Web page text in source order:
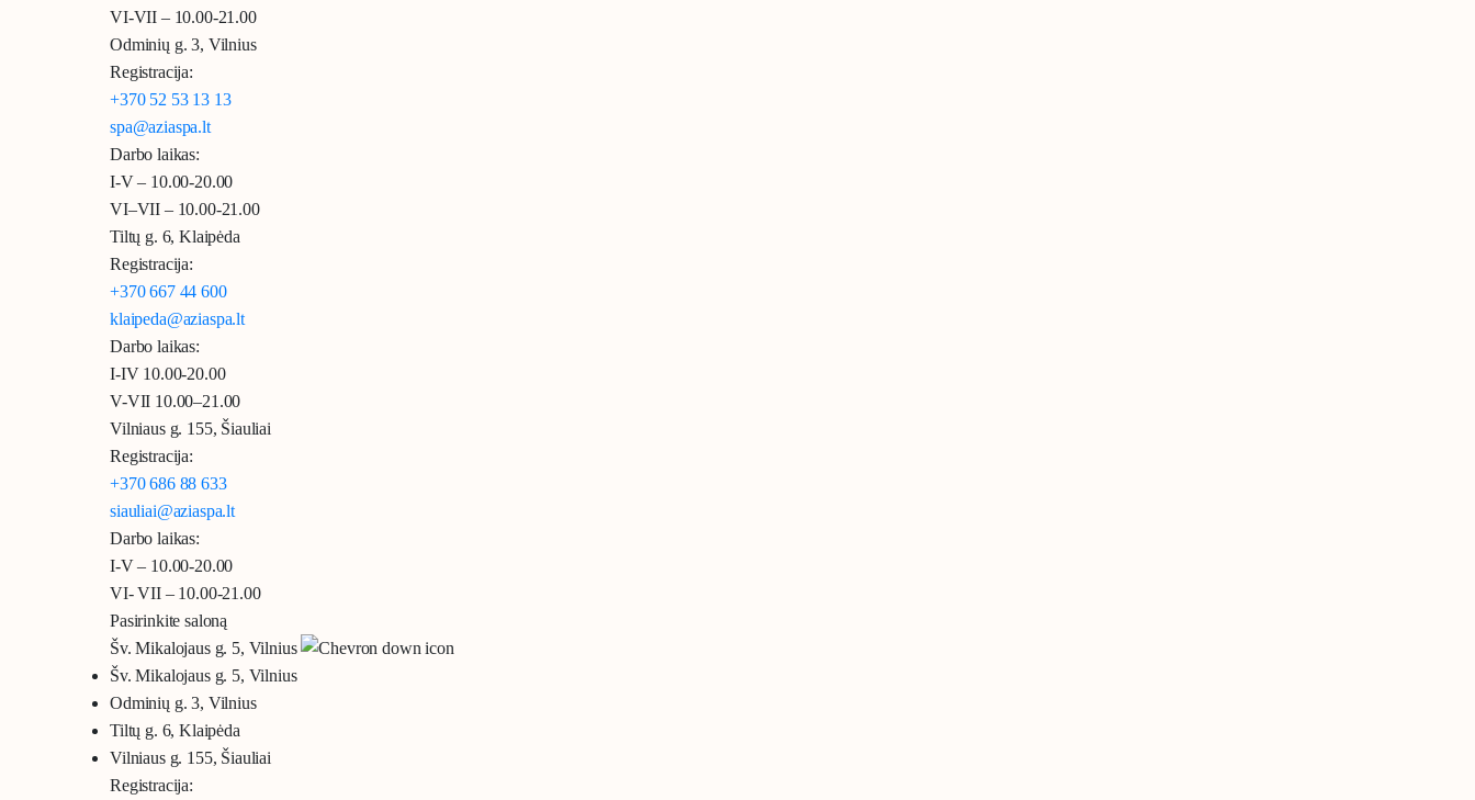
VI-VII – 10.00-21.00
Odminių g. 3, Vilnius
Registracija:
+370 52 53 13 13
spa@aziaspa.lt
Darbo laikas:
I-V – 10.00-20.00
VI–VII – 10.00-21.00
Tiltų g. 6, Klaipėda
Registracija:
+370 667 44 600
klaipeda@aziaspa.lt
Darbo laikas:
I-IV 10.00-20.00
V-VII 10.00–21.00
Vilniaus g. 155, Šiauliai
Registracija:
+370 686 88 633
siauliai@aziaspa.lt
Darbo laikas:
I-V – 10.00-20.00
VI- VII – 10.00-21.00
Pasirinkite saloną
Šv. Mikalojaus g. 5, Vilnius
Šv. Mikalojaus g. 5, Vilnius
Odminių g. 3, Vilnius
Tiltų g. 6, Klaipėda
Vilniaus g. 155, Šiauliai
Registracija: